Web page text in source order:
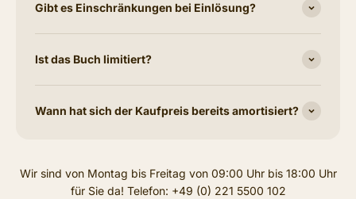
Gibt es Einschränkungen bei Einlösung?
Ist das Buch limitiert?
Wann hat sich der Kaufpreis bereits amortisiert?
Wir sind von Montag bis Freitag von 09:00 Uhr bis 18:00 Uhr
für Sie da! Telefon: +49 (0) 221 5500 102